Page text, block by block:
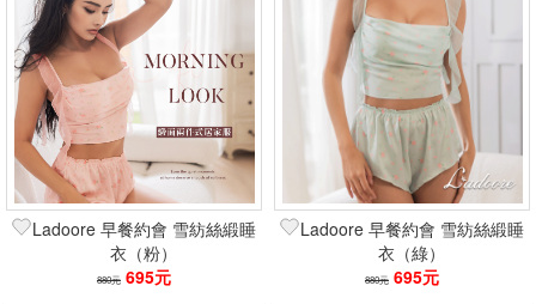
Ladoore 早餐約會 雪紡絲緞睡
衣（粉）
880元 695元
Ladoore 早餐約會 雪紡絲緞睡
衣（綠）
880元 695元